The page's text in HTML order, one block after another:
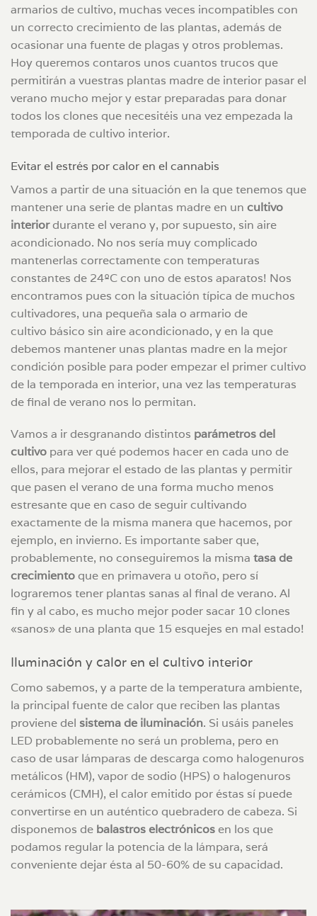
armarios de cultivo, muchas veces incompatibles con
un correcto crecimiento de las plantas, además de
ocasionar una fuente de plagas y otros problemas.
Hoy queremos contaros unos cuantos trucos que
permitirán a vuestras plantas madre de interior pasar el
verano mucho mejor y estar preparadas para donar
todos los clones que necesitéis una vez empezada la
temporada de cultivo interior.
Evitar el estrés por calor en el cannabis
Vamos a partir de una situación en la que tenemos que
mantener una serie de plantas madre en un cultivo
interiordurante el verano y, por supuesto, sin aire
acondicionado. No nos sería muy complicado
mantenerlas correctamente con temperaturas
constantes de 24ºC con uno de estos aparatos! Nos
encontramos pues con la situación típica de muchos
cultivadores, una pequeña sala o armario de
cultivo básico sin aire acondicionado, y en la que
debemos mantener unas plantas madre en la mejor
condición posible para poder empezar el primer cultivo
de la temporada en interior, una vez las temperaturas
de final de verano nos lo permitan.
Vamos a ir desgranando distintos parámetros del
cultivo para ver qué podemos hacer en cada uno de
ellos, para mejorar el estado de las plantas y permitir
que pasen el verano de una forma mucho menos
estresante que en caso de seguir cultivando
exactamente de la misma manera que hacemos, por
ejemplo, en invierno. Es importante saber que,
probablemente, no conseguiremos la misma tasa de
crecimientoque en primavera u otoño, pero sí
lograremos tener plantas sanas al final de verano. Al
fin y al cabo, es mucho mejor poder sacar 10 clones
«sanos» de una planta que 15 esquejes en mal estado!
Iluminación y calor en el cultivo interior
Como sabemos, y a parte de la temperatura ambiente,
la principal fuente de calor que reciben las plantas
proviene del sistema de iluminación. Si usáis paneles
LED probablemente no será un problema, pero en
caso de usar lámparas de descarga como halogenuros
metálicos (HM), vapor de sodio (HPS) o halogenuros
cerámicos (CMH), el calor emitido por éstas sí puede
convertirse en un auténtico quebradero de cabeza. Si
disponemos de balastros electrónicos en los que
podamos regular la potencia de la lámpara, será
conveniente dejar ésta al 50-60% de su capacidad.